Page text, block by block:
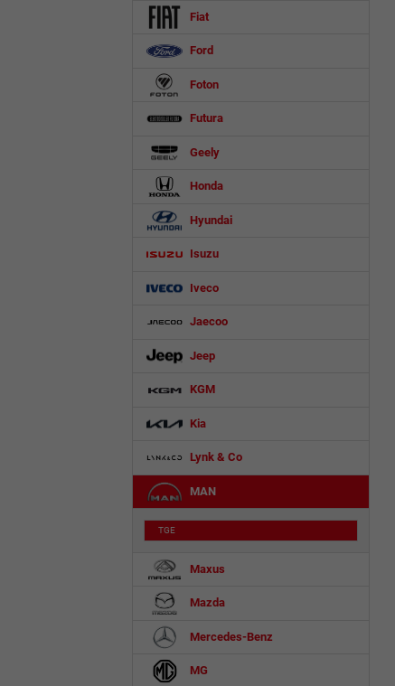
Fiat
Ford
Foton
Futura
Geely
Honda
Hyundai
Isuzu
Iveco
Jaecoo
Jeep
KGM
Kia
Lynk & Co
MAN
TGE
Maxus
Mazda
Mercedes-Benz
MG